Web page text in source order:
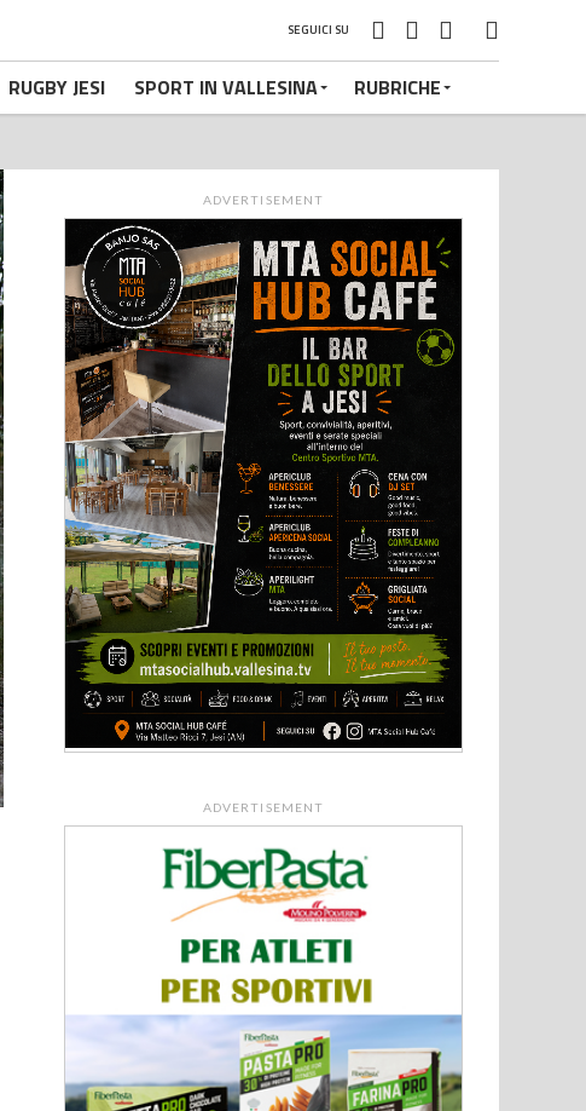
SEGUICI SU
RUGBY JESI SPORT IN VALLESINA RUBRICHE
ADVERTISEMENT
ADVERTISEMENT